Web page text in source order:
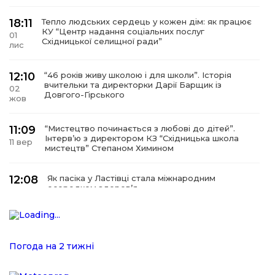
18:11
01
лис
Тепло людських сердець у кожен дім: як працює
КУ “Центр надання соціальних послуг
Східницької селищної ради”
12:10
02
жов
“46 років живу школою і для школи”. Історія
вчительки та директорки Дарії Барщик із
Довгого-Гірського
11:09
11 вер
“Мистецтво починається з любові до дітей”.
Інтерв’ю з директором КЗ “Східницька школа
мистецтв” Степаном Химином
12:08
Як пасіка у Ластівці стала міжнародним
осередком здоров’я
15 лип
“Респект — Гаївка”
Погода на 2 тижні